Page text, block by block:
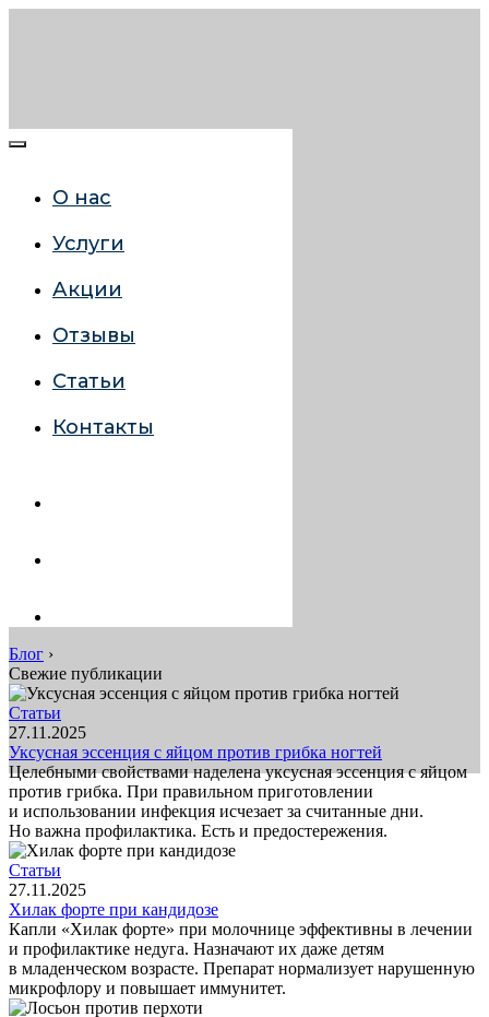
О нас
Услуги
Акции
Отзывы
Статьи
Контакты
Блог ›
Свежие публикации
Статьи
27.11.2025
Уксусная эссенция с яйцом против грибка ногтей
Целебными свойствами наделена уксусная эссенция с яйцом
против грибка. При правильном приготовлении
и использовании инфекция исчезает за считанные дни.
Но важна профилактика. Есть и предостережения.
Статьи
27.11.2025
Хилак форте при кандидозе
Капли «Хилак форте» при молочнице эффективны в лечении
и профилактике недуга. Назначают их даже детям
в младенческом возрасте. Препарат нормализует нарушенную
микрофлору и повышает иммунитет.